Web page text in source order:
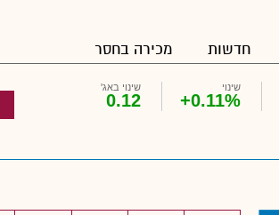
חדשות מכירה בחסר
שינוי
+0.11%
שינוי באג'
0.12